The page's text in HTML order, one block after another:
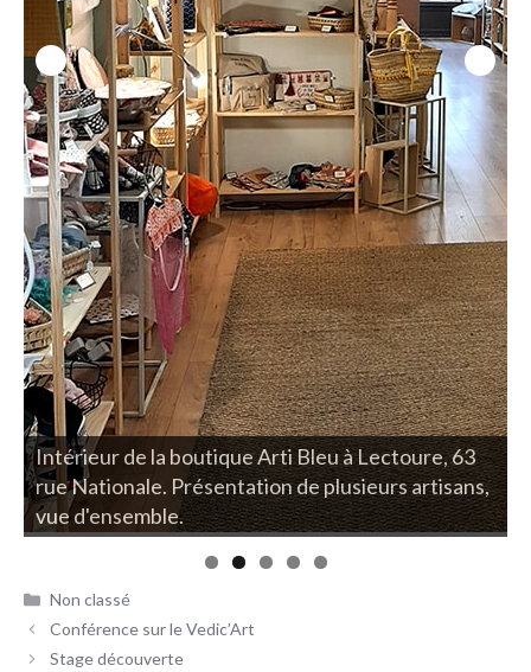
Intérieur de la boutique Arti Bleu à Lectoure, 63
rue Nationale. Présentation de plusieurs artisans,
vue d'ensemble.
Catégories
Non classé
Conférence sur le Vedic’Art
Stage découverte